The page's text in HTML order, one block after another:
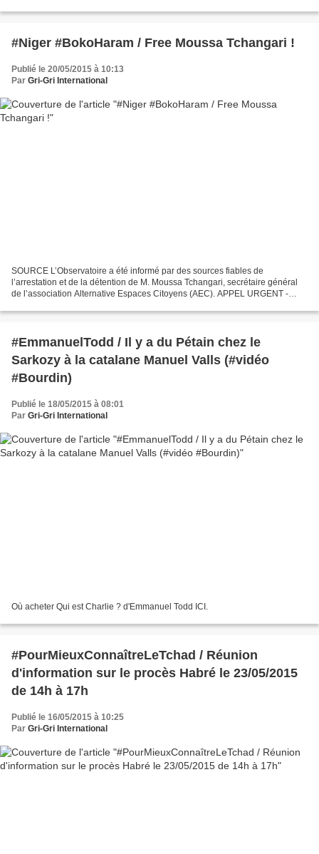
#Niger #BokoHaram / Free Moussa Tchangari !
Publié le 20/05/2015 à 10:13
Par Gri-Gri International
SOURCE L’Observatoire a été informé par des sources fiables de
l’arrestation et de la détention de M. Moussa Tchangari, secrétaire général
de l’association Alternative Espaces Citoyens (AEC). APPEL URGENT -
#EmmanuelTodd / Il y a du Pétain chez le
Sarkozy à la catalane Manuel Valls (#vidéo
#Bourdin)
Publié le 18/05/2015 à 08:01
Par Gri-Gri International
Où acheter Qui est Charlie ? d'Emmanuel Todd ICI.
#PourMieuxConnaîtreLeTchad / Réunion
d'information sur le procès Habré le 23/05/2015
de 14h à 17h
Publié le 16/05/2015 à 10:25
Par Gri-Gri International